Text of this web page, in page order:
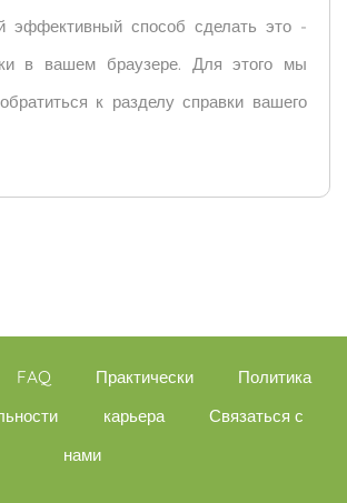
эффективный способ сделать это -
в вашем браузере. Для этого мы
к разделу справки вашего
FAQ Практически
Политика
карьера
Связаться с
нами